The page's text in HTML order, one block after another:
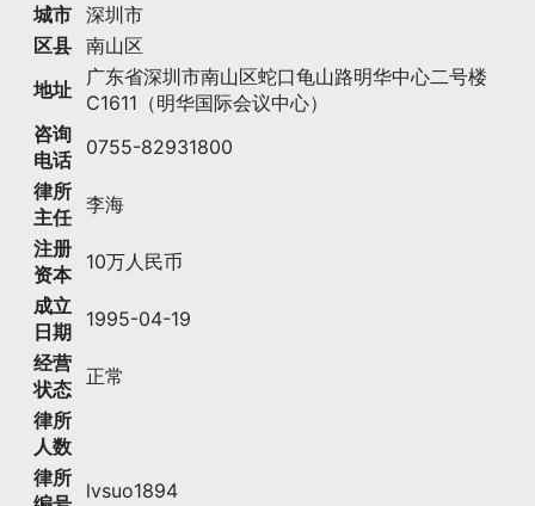
城市 深圳市
区县 南山区
地址
广东省深圳市南山区蛇口龟山路明华中心二号楼
C1611（明华国际会议中心）
咨询
电话
0755-82931800
律所
主任
李海
注册
资本
10万人民币
成立
日期
1995-04-19
经营
状态
正常
律所
人数
律所
lvsuo1894